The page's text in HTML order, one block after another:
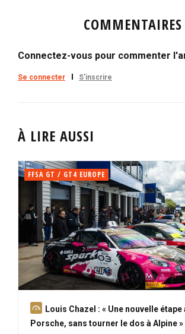
COMMENTAIRES
Connectez-vous pour commenter
Se connecter S'inscrire
À LIRE AUSSI
FFSA GT / GT4 EUROPE
A
b
Louis Chazel : « Une nouvelle étape
Porsche, sans tourner le dos à Alpine »